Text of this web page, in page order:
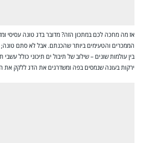
אז מה מחכה לכם במתכון הזה? מדובר בדג טונה עסיסי
הממכרים והטעימים ביותר שהכנתם. אבל לא סתם
בין עולמות שונים – שילוב של תיבול ים תיכוני כולל עשבי
ירקות בעונה שנמסים בפה ומשדרגים את הדג ללקק את